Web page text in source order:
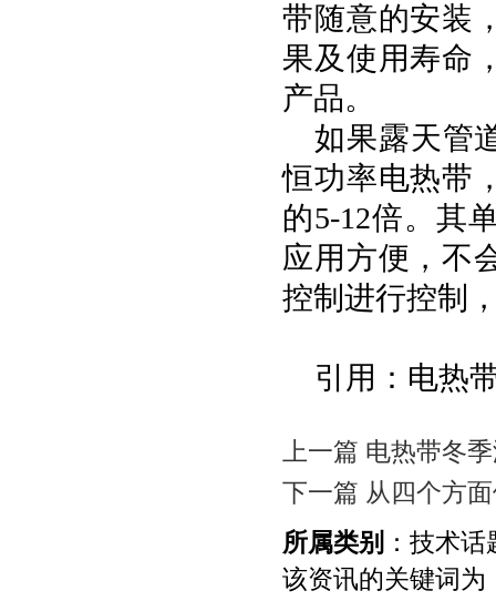
带随意的安装
果及使用寿命
产品。
如果露天管
恒功率电热带
的5-12倍。其
应用方便，不
控制进行控制
引用：电热
上一篇 电热带冬
下一篇 从四个方
所属类别 ：技术话
该资讯的关键词为